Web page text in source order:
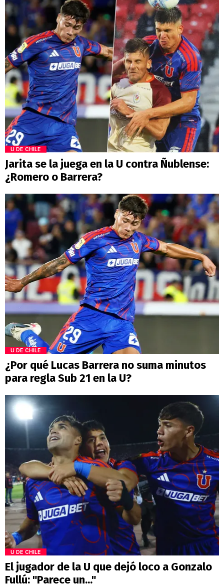
U DE CHILE
Jarita se la juega en la U contra Ñublense:
¿Romero o Barrera?
U DE CHILE
¿Por qué Lucas Barrera no suma minutos
para regla Sub 21 en la U?
U DE CHILE
El jugador de la U que dejó loco a Gonzalo
Fullú: "Parece un..."